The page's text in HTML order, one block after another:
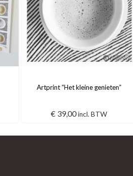
Artprint “Het kleine genieten”
€ 39,00incl. BTW